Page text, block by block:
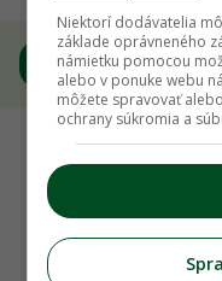
1/7
Niektorí dodávatelia
základe oprávneného
námietku pomocou
alebo v ponuke webu
môžete spravovať
ochrany súkromia a